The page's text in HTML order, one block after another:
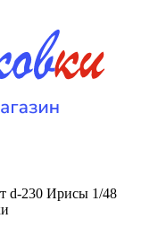
d-230 Ирисы 1/48